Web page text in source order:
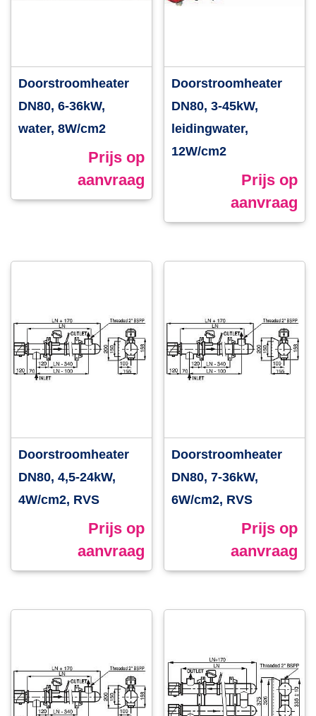
Doorstroomheater
DN80, 6-36kW,
water, 8W/cm2
Prijs op
aanvraag
Doorstroomheater
DN80, 3-45kW,
leidingwater,
12W/cm2
Prijs op
aanvraag
Doorstroomheater
DN80, 4,5-24kW,
4W/cm2, RVS
Prijs op
aanvraag
Doorstroomheater
DN80, 7-36kW,
6W/cm2, RVS
Prijs op
aanvraag